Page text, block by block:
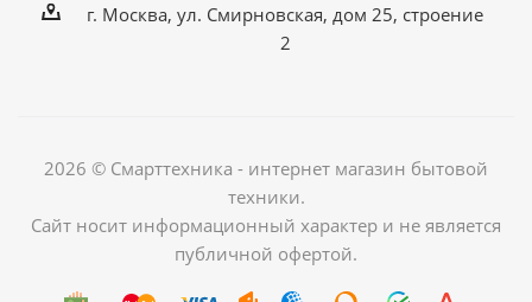
г. Москва, ул. Смирновская, дом 25, строение
2
2026 © Смарттехника - интернет магазин бытовой
техники.
Сайт носит информационный характер и не является
публичной офертой.